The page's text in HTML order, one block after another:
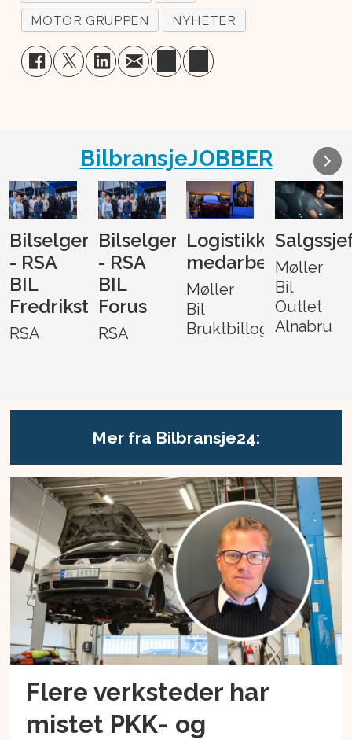
MOTOR GRUPPEN
NYHETER
BilbransjeJOBBER
Bilselger
- RSA
BIL
Fredrikstad
RSA
Bilselger
- RSA
BIL
Forus
RSA
Logistikk-
medarbeider
Møller
Bil
Bruktbillogistikk
Møller
Bil
Outlet
Alnabru
Mer fra Bilbransje24:
Flere verksteder har
mistet PKK- og